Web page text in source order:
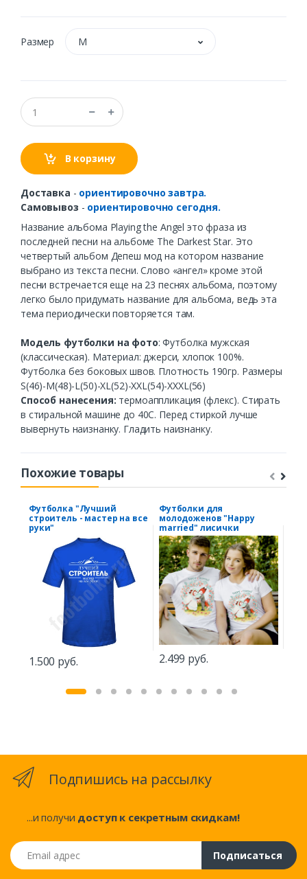
Размер M
В корзину
Доставка - ориентировочно завтра.
Самовывоз - ориентировочно сегодня.
Название альбома Playing the Angel это фраза из
последней песни на альбоме The Darkest Star. Это
четвертый альбом Депеш мод на котором название
выбрано из текста песни. Слово «ангел» кроме этой
песни встречается еще на 23 песнях альбома, поэтому
легко было придумать название для альбома, ведь эта
тема периодически повторяется там.
Модель футболки на фото: Футболка мужская
(классическая). Материал: джерси, хлопок 100%.
Футболка без боковых швов. Плотность 190гр. Размеры
S(46)-M(48)-L(50)-XL(52)-XXL(54)-XXXL(56)
Способ нанесения: термоаппликация (флекс). Стирать
в стиральной машине до 40С. Перед стиркой лучше
вывернуть наизнанку. Гладить наизнанку.
Похожие товары
Футболка "Лучший
строитель - мастер на все
руки"
1.500 руб.
Футболки для
молодоженов "Happy
married" лисички
2.499 руб.
Подпишись на рассылку
...и получи доступ к секретным скидкам!
Email адрес
Подписаться